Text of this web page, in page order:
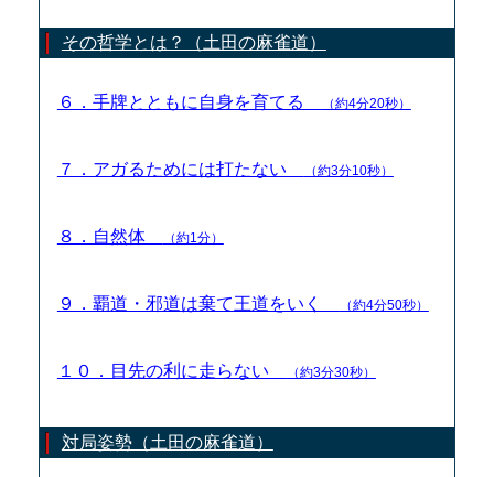
その哲学とは？（土田の麻雀道）
６．手牌とともに自身を育てる （約4分20秒）
７．アガるためには打たない （約3分10秒）
８．自然体 （約1分）
９．覇道・邪道は棄て王道をいく （約4分50秒）
１０．目先の利に走らない （約3分30秒）
対局姿勢（土田の麻雀道）